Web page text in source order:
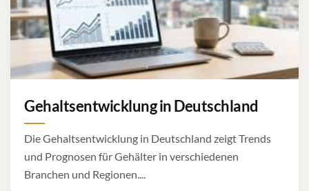
Gehaltsentwicklung in Deutschland
Die Gehaltsentwicklung in Deutschland zeigt Trends
und Prognosen für Gehälter in verschiedenen
Branchen und Regionen....